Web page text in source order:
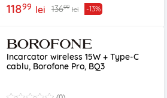
11899 lei 13699 lei -13%
Incarcator wireless 15W + Type-C
cablu, Borofone Pro, BQ3